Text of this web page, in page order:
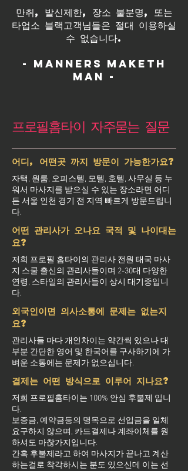
만취, 발신제한, 장소 불분명, 또는
타업소 블랙고객님들은 절대 이용하실
수 없습니다.
- Manners maketh
man -
프로필홈타이 자주묻는 질문
어디, 어떤곳 까지 방문이 가능한가요?
자택, 원룸, 오피스텔, 모텔, 호텔, 사무실 등 누
워서 마사지를 받으실 수 있는 장소라면 어디
든 서울 인천 경기 전 지역 빠르게 방문드립니
다.
어떤 관리사가 오나요 국적 및 나이대는
요?
저희 프로필 홈타이의 관리사 전원 태국 마사
지 스쿨 출신의 관리사들이며 2-30대 다양한
연령, 스타일의 관리사들이 상시 대기중입니
다.
외국인이면 의사소통에 문제는 없는지
요?
관리사들 마다 개인차이는 약간씩 있으나 대
부분 간단한 영어 및 한국어를 구사하기에 가
벼운 소통에는 문제가 없으십니다.
결제는 어떤 방식으로 이루어 지나요?
저희 프로필홈타이는 100% 안심 후불제 입니
다.
보증금, 예약금등의 명목으로 선입금을 일체
요구하지 않으며, 카드결제나 계좌이체를 원
하셔도 마찮가지입니다.
간혹 후불제라고 하여 마사지가 끝나고 계산
하는걸로 착각하시는 분도 있으신데 이는 선